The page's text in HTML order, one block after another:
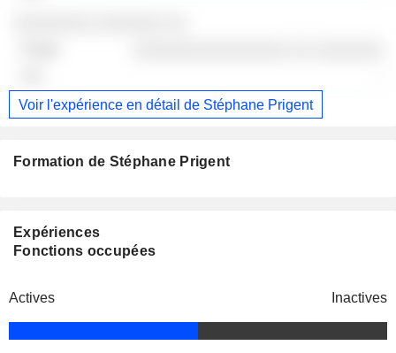
Voir l'expérience en détail de Stéphane Prigent
Formation de Stéphane Prigent
Expériences
Fonctions occupées
Actives Inactives